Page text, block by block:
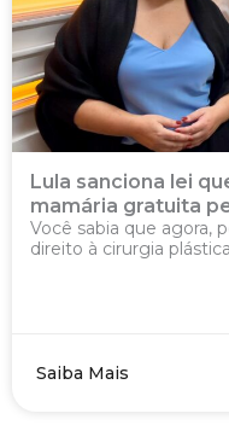
Lula sanciona lei
mamária gratuita
Você sabia que agora,
direito à cirurgia
Saiba Mais